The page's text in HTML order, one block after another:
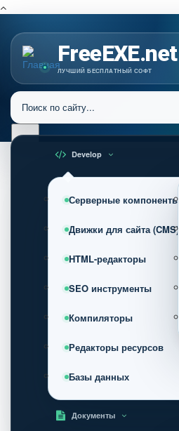
FreeEXE.net
ЛУЧШИЙ БЕСПЛАТНЫЙ СОФТ
Develop
Серверные компоненты
Движки для сайта (CMS)
HTML-редакторы
SEO инструменты
Компиляторы
Редакторы ресурсов
Базы данных
Документы